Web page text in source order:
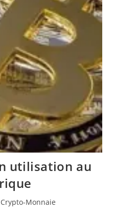
utilisation au
Crypto-Monnaie